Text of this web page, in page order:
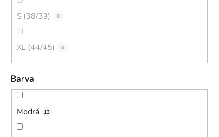
S (38/39) 0
XL (44/45) 0
Barva
Modrá 13